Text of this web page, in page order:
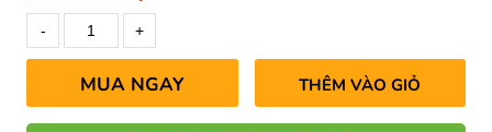
MUA NGAY THÊM VÀO GIỎ